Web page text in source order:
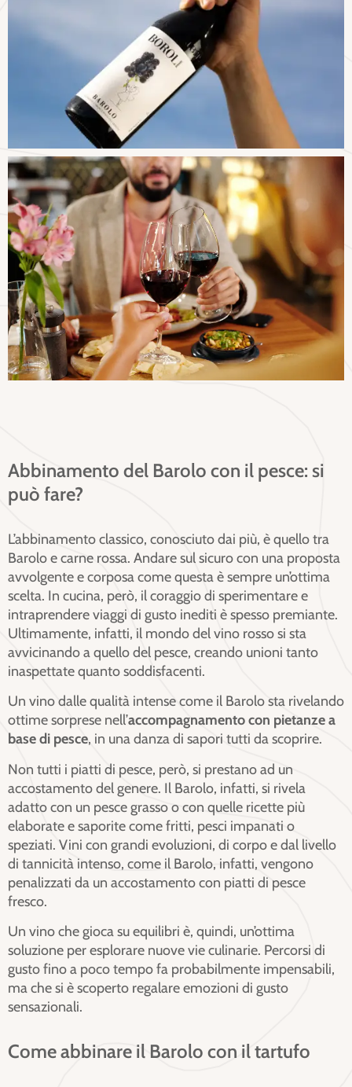
Abbinamento del Barolo con il pesce: si
può fare?
L’abbinamento classico, conosciuto dai più, è quello tra
Barolo e carne rossa. Andare sul sicuro con una proposta
avvolgente e corposa come questa è sempre un’ottima
scelta. In cucina, però, il coraggio di sperimentare e
intraprendere viaggi di gusto inediti è spesso premiante.
Ultimamente, infatti, il mondo del vino rosso si sta
avvicinando a quello del pesce, creando unioni tanto
inaspettate quanto soddisfacenti.
Un vino dalle qualità intense come il Barolo sta rivelando
ottime sorprese nell’accompagnamento con pietanze a
base di pesce, in una danza di sapori tutti da scoprire.
Non tutti i piatti di pesce, però, si prestano ad un
accostamento del genere. Il Barolo, infatti, si rivela
adatto con un pesce grasso o con quelle ricette più
elaborate e saporite come fritti, pesci impanati o
speziati. Vini con grandi evoluzioni, di corpo e dal livello
di tannicità intenso, come il Barolo, infatti, vengono
penalizzati da un accostamento con piatti di pesce
fresco.
Un vino che gioca su equilibri è, quindi, un’ottima
soluzione per esplorare nuove vie culinarie. Percorsi di
gusto fino a poco tempo fa probabilmente impensabili,
ma che si è scoperto regalare emozioni di gusto
sensazionali.
Come abbinare il Barolo con il tartufo